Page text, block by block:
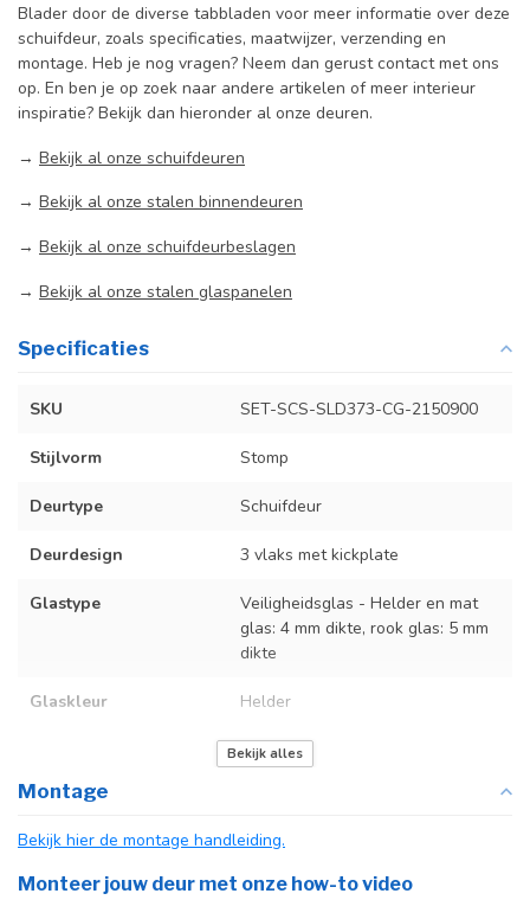
Blader door de diverse tabbladen voor meer informatie over deze
schuifdeur, zoals specificaties, maatwijzer, verzending en
montage. Heb je nog vragen? Neem dan gerust contact met ons
op. En ben je op zoek naar andere artikelen of meer interieur
inspiratie? Bekijk dan hieronder al onze deuren.
→ Bekijk al onze schuifdeuren
→ Bekijk al onze stalen binnendeuren
→ Bekijk al onze schuifdeurbeslagen
→ Bekijk al onze stalen glaspanelen
Specificaties
SKU SET-SCS-SLD373-CG-2150900
Stijlvorm Stomp
Deurtype Schuifdeur
Deurdesign 3 vlaks met kickplate
Glastype
Veiligheidsglas - Helder en mat
glas: 4 mm dikte, rook glas: 5 mm
dikte
Glaskleur Helder
U kunt een tabel vinden met de
exacte deurmaten in de
Incl. deurgreep
Bekijk alles
Montage
Bekijk hier de montage handleiding.
Monteer jouw deur met onze how-to video